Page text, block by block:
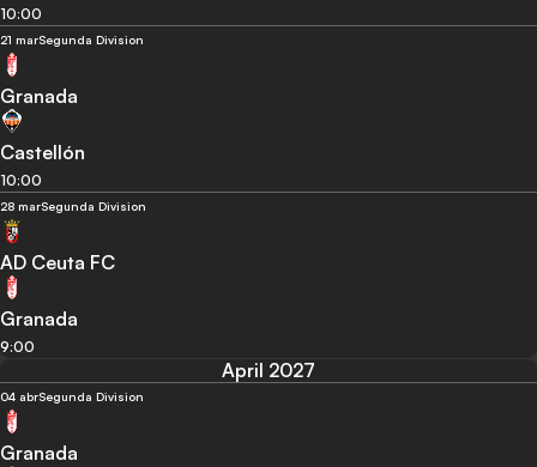
10:00
21 marSegunda Division
Granada
Castellón
10:00
28 marSegunda Division
AD Ceuta FC
Granada
9:00
April 2027
04 abrSegunda Division
Granada